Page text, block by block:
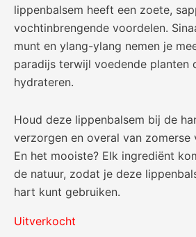
lippenbalsem heeft een zoete,
vochtinbrengende voordelen.
munt en ylang-ylang nemen je
paradijs terwijl voedende planten
hydrateren.
Houd deze lippenbalsem bij de
verzorgen en overal van zomerse
En het mooiste? Elk ingrediënt
de natuur, zodat je deze
hart kunt gebruiken.
Uitverkocht